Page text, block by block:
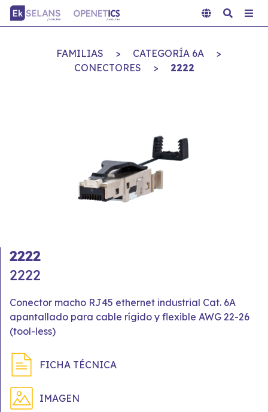
FAMILIAS > CATEGORÍA 6A
>
CONECTORES
> 2222
2222
2222
Conector macho RJ45 ethernet industrial Cat. 6A
apantallado para cable rígido y flexible AWG 22-26
(tool-less)
FICHA TÉCNICA
IMAGEN